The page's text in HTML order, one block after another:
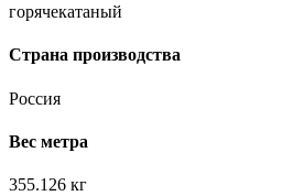
горячекатаный
Страна производства
Россия
Вес метра
355.126 кг